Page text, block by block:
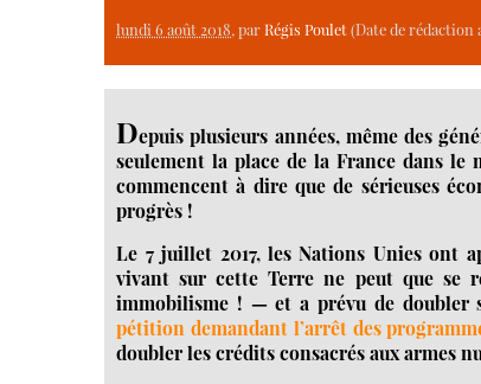
lundi 6 août 2018, parRégis Poulet(Date de rédaction
Depuis plusieurs années, même des
seulement la place de la France dans le
commencent à dire que de sérieuses
progrès !
Le 7 juillet 2017, les Nations Unies ont
vivant sur cette Terre ne peut que se
immobilisme ! — et a prévu de doubler
pétition demandant l’arrêt des
doubler les crédits consacrés aux armes